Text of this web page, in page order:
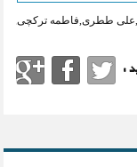
,علی ططری,فاطمه ترکچی,
: